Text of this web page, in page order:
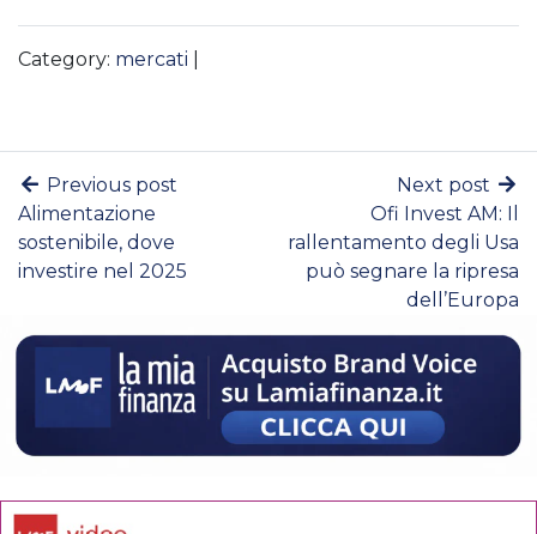
Category: mercati
Previous post
Alimentazione
sostenibile, dove
investire nel 2025
Next post
Ofi Invest AM: Il
rallentamento degli Usa
può segnare la ripresa
dell’Europa